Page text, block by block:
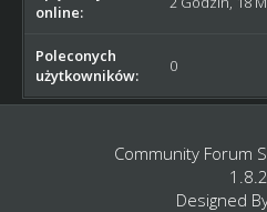
online:
Poleconych
użytkowników:
0
Community Forum
Designed